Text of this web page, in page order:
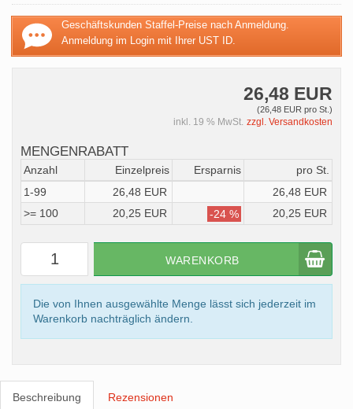
Geschäftskunden Staffel-Preise nach Anmeldung.
Anmeldung im Login mit Ihrer UST ID.
26,48 EUR
(26,48 EUR pro St.)
inkl. 19 % MwSt. zzgl. Versandkosten
MENGENRABATT
Anzahl Einzelpreis Ersparnis
pro St.
1-99
26,48 EUR
26,48 EUR
>= 100
20,25 EUR -24 % 20,25 EUR
WARENKORB
Die von Ihnen ausgewählte Menge lässt sich jederzeit im
Warenkorb nachträglich ändern.
Beschreibung Rezensionen